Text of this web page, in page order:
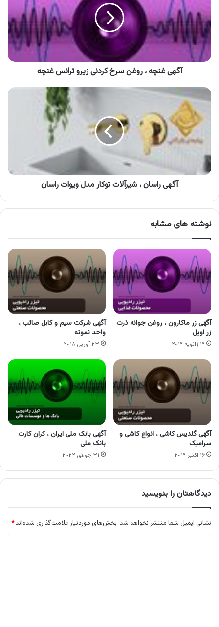
روغن
سرخ
کردنی
زیرو
ترانس
غنچه
آگهی غنچه ، روغن سرخ کردنی زیرو ترانس غنچه
آگهی
راسان
شیرآلات
مدل
ویوات
راسان
آگهی راسان ، شیرآلات توکار مدل ویوات راسان
نوشته های مشابه
آگهی زر ماکارون ، روغن جوانه ذرت
زر اویل
۱۹ ژانویه ۲۰۱۹
آگهی شرکت سیم و کابل صائب ،
واحد نمونه
۲۳ آوریل ۲۰۱۸
آگهی گلدیس کاشی ، انواع کاشی و
سرامیک
۱۶ اکتبر ۲۰۱۹
آگهی بانک ملی ایران ، کران کارت
بانک ملی
۳۱ جولای ۲۰۲۲
دیدگاهتان را بنویسید
نشانی ایمیل شما منتشر نخواهد شد. بخش‌های موردنیاز علامت‌گذاری شده‌اند*